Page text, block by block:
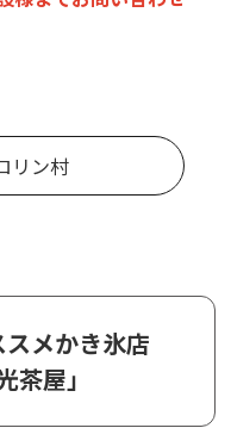
リン村
メかき氷店
茶屋」